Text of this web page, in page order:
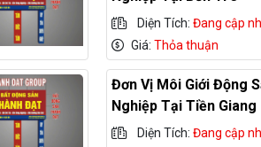
Diện Tích:Đang cập
Giá:Thỏa thuận
Đơn Vị Môi Giới Động
Nghiệp Tại Tiền Giang
Diện Tích:Đang cập